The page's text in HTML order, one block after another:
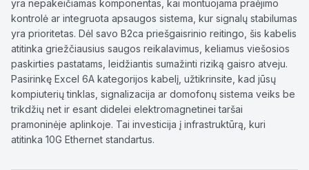
yra nepakeičiamas komponentas, kai montuojama praėjimo
kontrolė ar integruota apsaugos sistema, kur signalų stabilumas
yra prioritetas. Dėl savo B2ca priešgaisrinio reitingo, šis kabelis
atitinka griežčiausius saugos reikalavimus, keliamus viešosios
paskirties pastatams, leidžiantis sumažinti riziką gaisro atveju.
Pasirinkę Excel 6A kategorijos kabelį, užtikrinsite, kad jūsų
kompiuterių tinklas, signalizacija ar domofonų sistema veiks be
trikdžių net ir esant didelei elektromagnetinei taršai
pramoninėje aplinkoje. Tai investicija į infrastruktūrą, kuri
atitinka 10G Ethernet standartus.